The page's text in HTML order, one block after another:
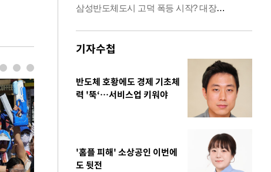
기자수첩
반도체 호황에도 경제 기초체
력 '뚝‘…서비스업 키워야
'홈플 피해' 소상공인 이번에
도 뒷전